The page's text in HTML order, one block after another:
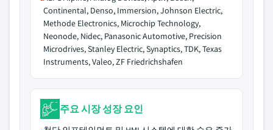
Continental, Denso, Immersion, Johnson Electric,
Methode Electronics, Microchip Technology,
Neonode, Nidec, Panasonic Automotive, Precision
Microdrives, Stanley Electric, Synaptics, TDK, Texas
Instruments, Valeo, ZF Friedrichshafen
주요 시장 성장 요인